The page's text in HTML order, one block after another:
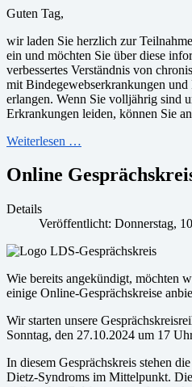
Guten Tag,
wir laden Sie herzlich zur
ein und möchten Sie über diese
verbessertes Verständnis von
mit Bindegewebserkrankungen
erlangen. Wenn Sie volljährig sind
Erkrankungen leiden, können Sie
Weiterlesen …
Online
Details
Veröffentlicht: Donnerstag,
Wie bereits angekündigt, möchten
einige Online-Gesprächskreise
Wir starten unsere
Sonntag, den 27.10.2024 um 17
In diesem Gesprächskreis stehen
Dietz-Syndroms im Mittelpunkt.